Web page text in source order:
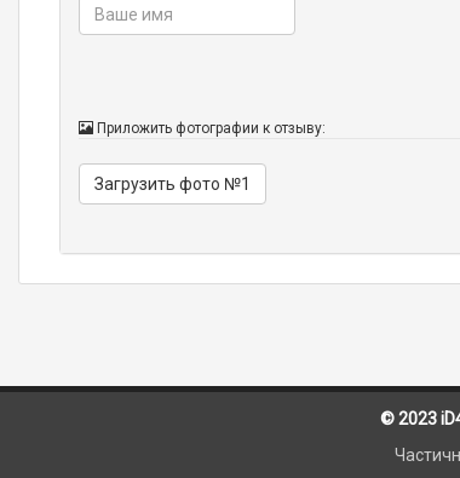
Приложить фотографии к отзыву:
Загрузить фото №1
© 2023